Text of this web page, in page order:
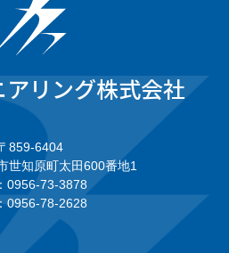
リング株式会社
859-6404
世知原町太田600番地1
0956-73-3878
0956-78-2628